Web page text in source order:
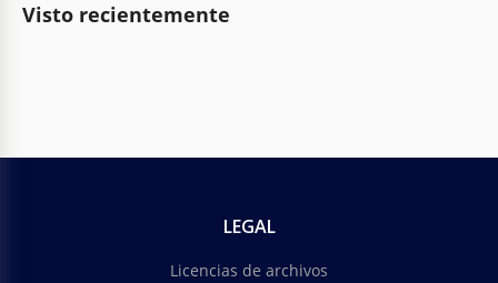
Visto recientemente
LEGAL
Licencias de archivos